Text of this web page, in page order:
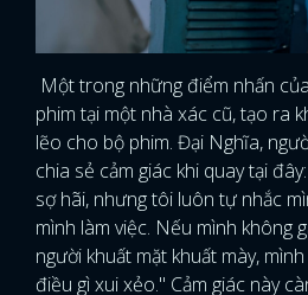
Một trong những điểm nhấn
phim tại một nhà xác cũ, tạo ra
lẽo cho bộ phim. Đại Nghĩa,
chia sẻ cảm giác khi quay tại
sợ hãi, nhưng tôi luôn tự nhắc
mình làm việc. Nếu mình không
người khuất mặt khuất mày,
điều gì xui xẻo." Cảm giác này